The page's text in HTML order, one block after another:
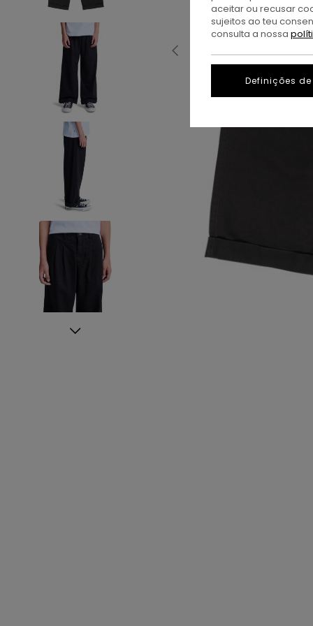
aceitar ou recusar
sujeitos ao teu
consulta a nossa
Definições